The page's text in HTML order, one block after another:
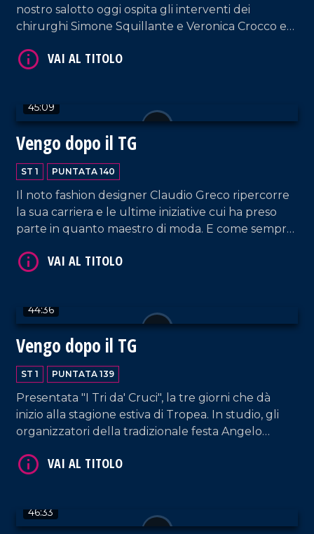
nostro salotto oggi ospita gli interventi dei
chirurghi Simone Squillante e Veronica Crocco e
"Kate Sherasade Vibo Valentia", supportata dal
45:09
Vengo dopo il TG
ST 1 PUNTATA 140
Il noto fashion designer Claudio Greco ripercorre
la sua carriera e le ultime iniziative cui ha preso
parte in quanto maestro di moda. E come sempre,
44:36
Vengo dopo il TG
ST 1 PUNTATA 139
Presentata "I Tri da' Cruci", la tre giorni che dà
inizio alla stagione estiva di Tropea. In studio, gli
organizzatori della tradizionale festa Angelo
Cricelli, membri dell'omonima associazione storico-
46:33
VAI AL TITOLO
VAI AL TITOLO
VAI AL TITOLO
VAI AL TITOLO